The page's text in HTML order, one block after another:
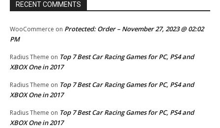
RECENT COMMENTS
WooCommerce on Protected: Order – November 27, 2023 @ 02:02
PM
Radius Theme on Top 7 Best Car Racing Games for PC, PS4 and
XBOX One in 2017
Radius Theme on Top 7 Best Car Racing Games for PC, PS4 and
XBOX One in 2017
Radius Theme on Top 7 Best Car Racing Games for PC, PS4 and
XBOX One in 2017